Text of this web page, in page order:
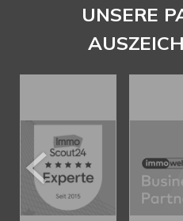
UNSERE